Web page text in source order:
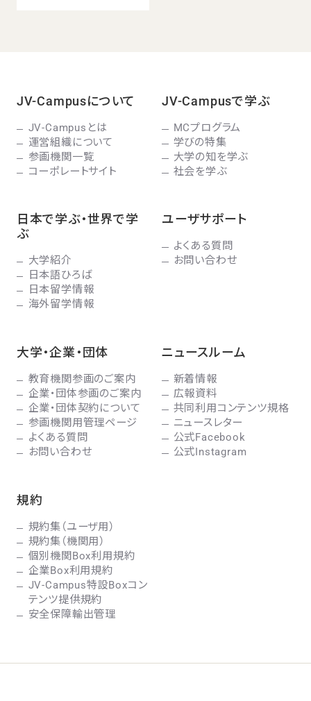
JV-Campusについて
JV-Campusとは
運営組織について
参画機関一覧
コーポレートサイト
JV-Campusで学ぶ
MCプログラム
学びの特集
大学の知を学ぶ
社会を学ぶ
日本で学ぶ・世界で学
ぶ
大学紹介
日本語ひろば
日本留学情報
海外留学情報
ユーザサポート
よくある質問
お問い合わせ
大学・企業・団体
教育機関参画のご案内
企業・団体参画のご案内
企業・団体契約について
参画機関用管理ページ
よくある質問
お問い合わせ
ニュースルーム
新着情報
広報資料
共同利用コンテンツ規格
ニュースレター
公式Facebook
公式Instagram
規約
規約集（ユーザ用）
規約集（機関用）
個別機関Box利用規約
企業Box利用規約
JV-Campus特設Boxコン
テンツ提供規約
安全保障輸出管理